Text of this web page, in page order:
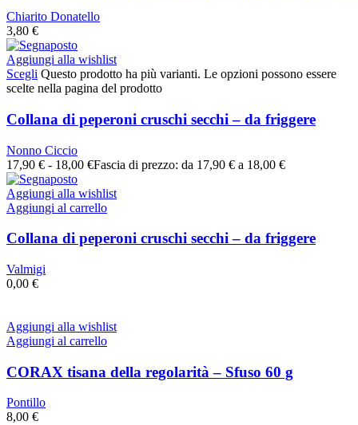
Chiarito Donatello
3,80 €
Aggiungi alla wishlist
Scegli Questo prodotto ha più varianti. Le opzioni possono essere
scelte nella pagina del prodotto
Collana di peperoni cruschi secchi – da friggere
Nonno Ciccio
17,90 € - 18,00 €Fascia di prezzo: da 17,90 € a 18,00 €
Aggiungi alla wishlist
Aggiungi al carrello
Collana di peperoni cruschi secchi – da friggere
Valmigi
0,00 €
Aggiungi alla wishlist
Aggiungi al carrello
CORAX tisana della regolarità – Sfuso 60 g
Pontillo
8,00 €